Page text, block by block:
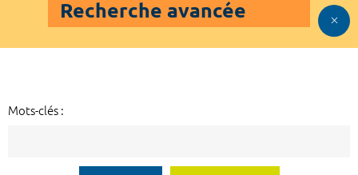
Recherche avancée
Mots-clés :